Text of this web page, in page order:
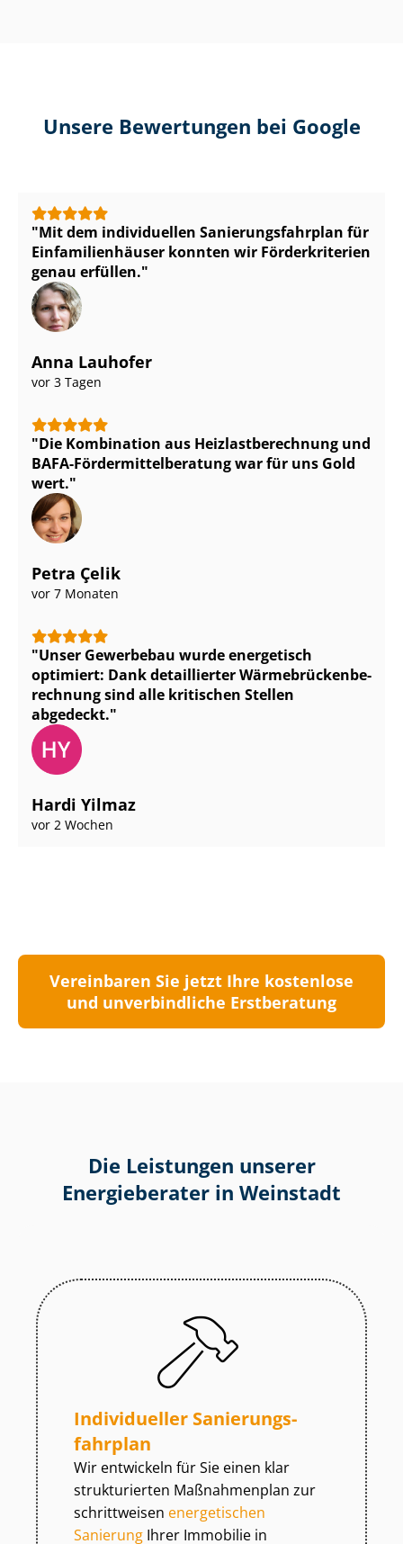
Unsere Bewertungen bei Google
Mit dem individuellen Sa­nie­rungs­fahr­plan für
Ein­fa­mi­li­en­häu­ser konnten wir Förderkriterien
genau erfüllen.
Anna Lauhofer
vor 3 Tagen
Die Kombination aus Heiz­last­be­rech­nung und
BAFA-För­der­mit­tel­be­ra­tung war für uns Gold
wert.
Petra Çelik
vor 7 Monaten
Unser Gewerbebau wurde energetisch
optimiert: Dank detaillierter Wär­me­brü­cken­be­
rech­nung sind alle kritischen Stellen
abgedeckt.
Hardi Yilmaz
vor 2 Wochen
Vereinbaren Sie jetzt Ihre kostenlose
und unverbindliche Erstberatung
Die Leistungen unserer
Energieberater in Weinstadt
Individueller Sa­nie­rungs­
fahr­plan
Wir entwickeln für Sie einen klar
strukturierten Maßnahmenplan zur
schrittweisen energetischen
Sanierung Ihrer Immobilie in